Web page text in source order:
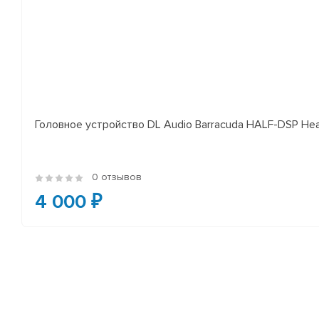
Головное устройство DL Audio Barracuda HALF-DSP
0 отзывов
4 000 ₽